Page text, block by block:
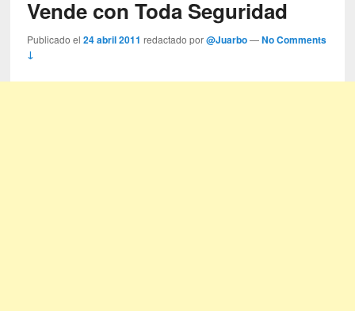
Vende con Toda Seguridad
Publicado el24 abril 2011 redactado por@Juarbo —No Comments
↓